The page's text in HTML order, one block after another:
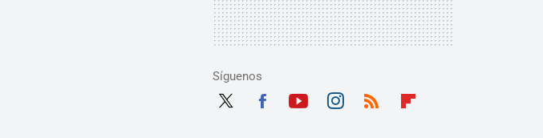
Síguenos